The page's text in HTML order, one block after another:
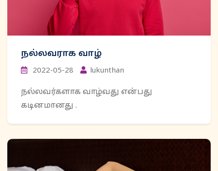
நல்லவராக வாழ்
2022-05-28 lukunthan
நல்லவர்களாக வாழ்வது என்பது
கடினமானது .